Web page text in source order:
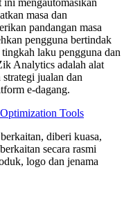
masa dan
pandangan masa
pengguna bertindak
laku pengguna dan
Analytics adalah alat
jualan dan
e-dagang.
Tools
diberi kuasa,
secara rasmi
logo dan jenama